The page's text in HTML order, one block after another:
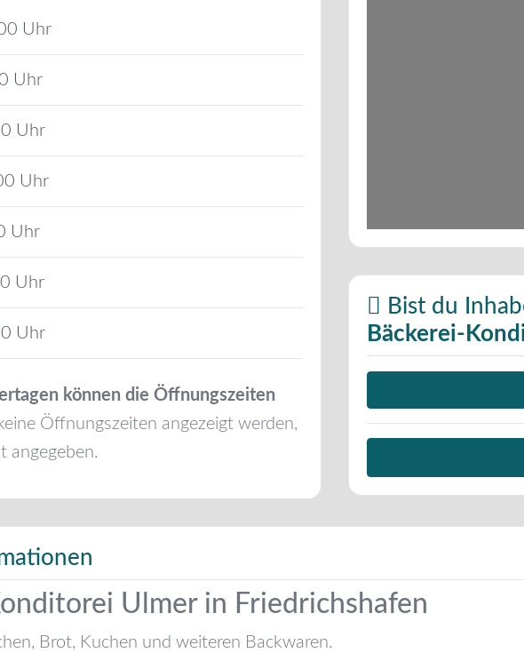
können die Öffnungszeiten
Öffnungszeiten angezeigt werden,
angegeben.
Bist du
Bäckerei-
Ulmer in Friedrichshafen
Brot, Kuchen und weiteren Backwaren.